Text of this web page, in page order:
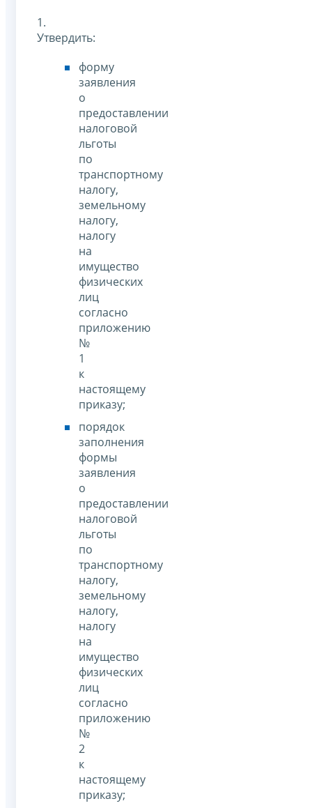
1.
Утвердить:
форму
заявления
о
предоставлении
налоговой
льготы
по
транспортному
налогу,
земельному
налогу,
налогу
на
имущество
физических
лиц
согласно
приложению
№
1
к
настоящему
приказу;
порядок
заполнения
формы
заявления
о
предоставлении
налоговой
льготы
по
транспортному
налогу,
земельному
налогу,
налогу
на
имущество
физических
лиц
согласно
приложению
№
2
к
настоящему
приказу;